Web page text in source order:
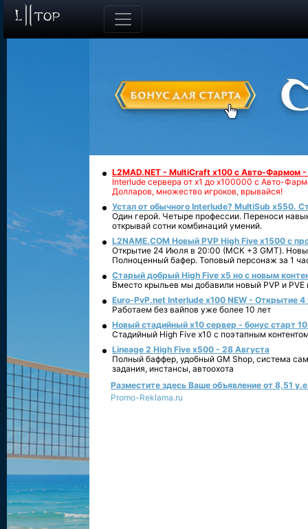
L2MAD.NET - MultiCraft x100 с Авто-Фармом
Interlude сервера от х1 до х100000 с Авто-
Долларов, множество игроков, врывайся!
Устал от обычного Interlude? MultiSub x550.
Один герой. Четыре профессии. Переноси
открывай сотни комбинаций умений.
L2NAME.COM Новый PVP High Five x1500 с
Открытие 24 Июля в 20:00 (МСК +3 GMT).
Полноценный бафер. Топовый персонаж за 1
Старый добрый High Five x5 но с новым
Вместо крыльев мы добавили новый PVP и PVE
Euro-PvP.net Interlude х100 NEW - Открытие 4
Работаем без вайпов уже более 10 лет
Новый стадийный х10 сервер - бонус старт
Стадийный High Five x10 с поэтапным
Lineage 2 High Five x500 - 28 Августа
Полный баффер, удобный GM Shop, система
задания, инстансы, автоохота
Разместите здесь Ваше объявление от 8,51
Promo-Reklama.ru